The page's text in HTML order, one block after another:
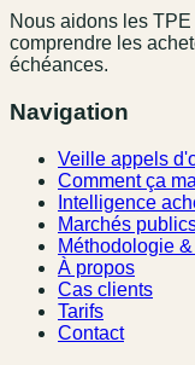
Nous aidons les
comprendre les
échéances.
Navigation
Veille appels
Comment ça
Intelligence
Marchés
Méthodologie
À propos
Cas clients
Tarifs
Contact